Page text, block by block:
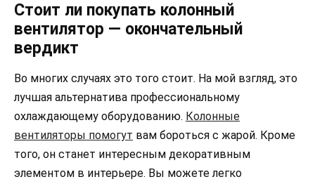
Стоит ли покупать колонный
вентилятор — окончательный
вердикт
Во многих случаях это того стоит. На мой взгляд, это
лучшая альтернатива профессиональному
охлаждающему оборудованию. Колонные
вентиляторы помогут вам бороться с жарой. Кроме
того, он станет интересным декоративным
элементом в интерьере. Вы можете легко